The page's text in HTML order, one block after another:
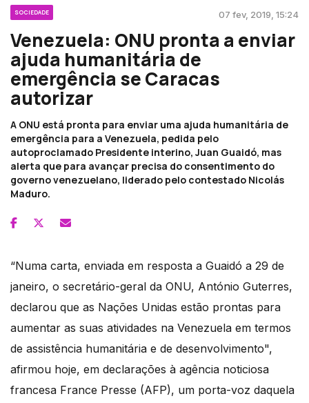
SOCIEDADE 07 fev, 2019, 15:24
Venezuela: ONU pronta a enviar
ajuda humanitária de
emergência se Caracas
autorizar
A ONU está pronta para enviar uma ajuda humanitária de
emergência para a Venezuela, pedida pelo
autoproclamado Presidente interino, Juan Guaidó, mas
alerta que para avançar precisa do consentimento do
governo venezuelano, liderado pelo contestado Nicolás
Maduro.
“Numa carta, enviada em resposta a Guaidó a 29 de
janeiro, o secretário-geral da ONU, António Guterres,
declarou que as Nações Unidas estão prontas para
aumentar as suas atividades na Venezuela em termos
de assistência humanitária e de desenvolvimento",
afirmou hoje, em declarações à agência noticiosa
francesa France Presse (AFP), um porta-voz daquela